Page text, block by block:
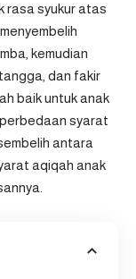
rasa syukur atas
kemudian
dan fakir
baik untuk anak
syarat
antara
aqiqah anak